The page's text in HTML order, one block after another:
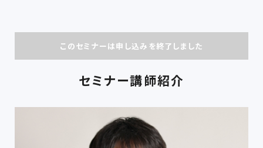
このセミナーは申し込みを終了しました
セミナー講師紹介